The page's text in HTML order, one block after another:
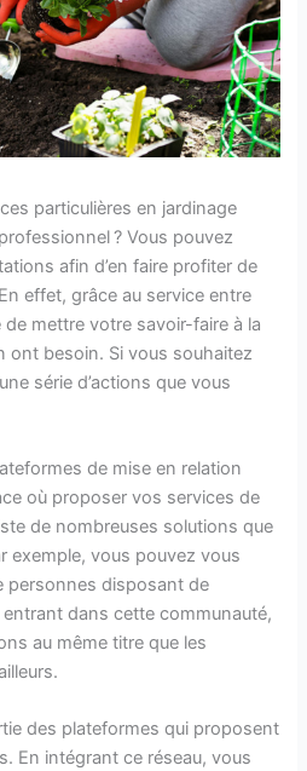
particulières en jardinage
? Vous pouvez
afin d’en faire profiter de
effet, grâce au service entre
mettre votre savoir-faire à la
ont besoin. Si vous souhaitez
série d’actions que vous
de mise en relation
où proposer vos services de
de nombreuses solutions que
exemple, vous pouvez vous
personnes disposant de
dans cette communauté,
au même titre que les
des plateformes qui proposent
En intégrant ce réseau, vous